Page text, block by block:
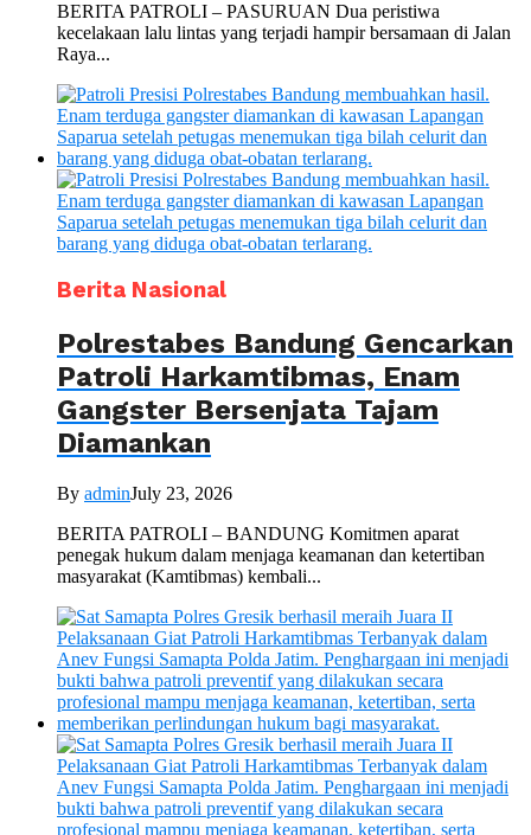
BERITA PATROLI – PASURUAN Dua peristiwa
kecelakaan lalu lintas yang terjadi hampir bersamaan di Jalan
Raya...
Berita Nasional
Polrestabes Bandung Gencarkan
Patroli Harkamtibmas, Enam
Gangster Bersenjata Tajam
Diamankan
By adminJuly 23, 2026
BERITA PATROLI – BANDUNG Komitmen aparat
penegak hukum dalam menjaga keamanan dan ketertiban
masyarakat (Kamtibmas) kembali...